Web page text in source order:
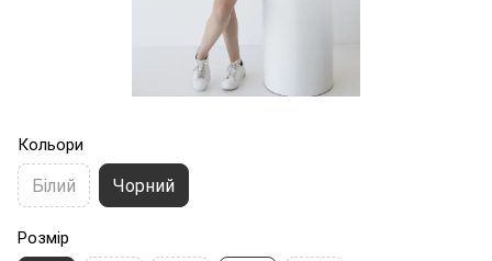
Кольори
Білий Чорний
Розмір